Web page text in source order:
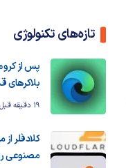
تازه‌های تکنولوژی
پس از
بلاکرهای
19 دقیقه قبل
مصنوعی